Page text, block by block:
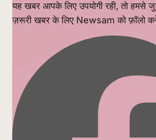
यह खबर आपके लिए उपयोगी रही, तो हमसे
ज़रूरी खबर के लिए Newsam को फ़ॉलो